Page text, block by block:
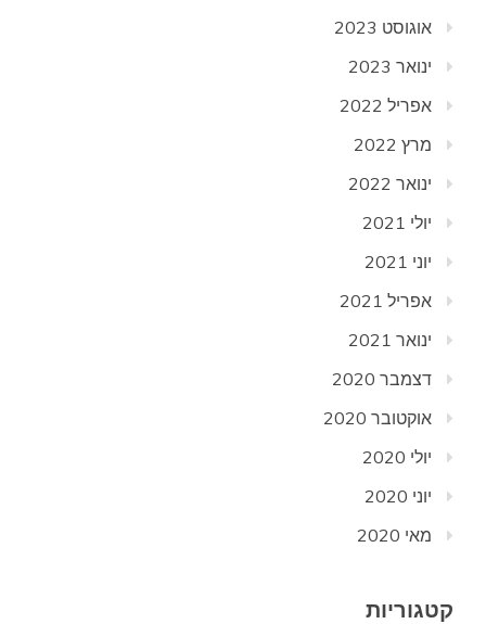
אוגוסט 2023
ינואר 2023
אפריל 2022
מרץ 2022
ינואר 2022
יולי 2021
יוני 2021
אפריל 2021
ינואר 2021
דצמבר 2020
אוקטובר 2020
יולי 2020
יוני 2020
מאי 2020
קטגוריות